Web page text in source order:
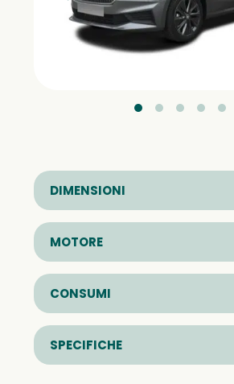
DIMENSIONI
MOTORE
CONSUMI
SPECIFICHE